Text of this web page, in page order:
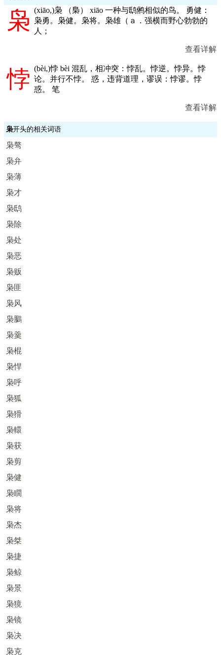
枭 (xiāo,)枭 （梟） xiāo 一种与鸱鸺相似的鸟。 勇健：
枭勇。枭健。枭将。枭雄（ａ．强横而野心勃勃的
人；
查看详解
悖 (bèi,)悖 bèi 混乱，相冲突：悖乱。悖逆。悖异。悖
论。并行不悖。 惑，违背道理，谬误：悖谬。悖
惑。 笔
查看详解
枭开头的相关词语
枭骜
枭弁
枭薄
枭才
枭鸱
枭除
枭处
枭恶
枭贩
枭匪
枭风
枭鵩
枭羹
枭棍
枭悍
枭呼
枭狐
枭猾
枭轘
枭获
枭剪
枭健
枭瞯
枭将
枭杰
枭桀
枭捷
枭鲸
枭景
枭獍
枭镜
枭决
枭克